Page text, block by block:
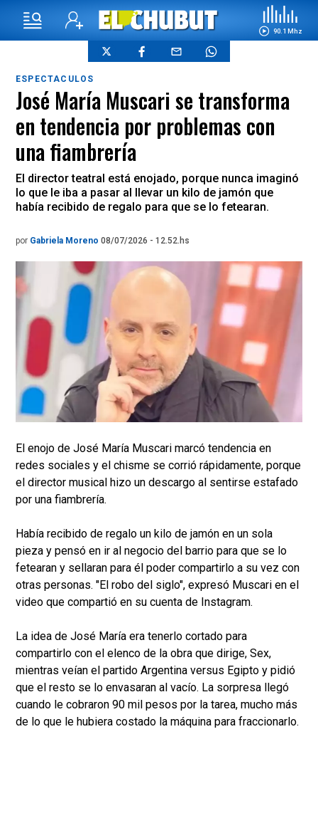
90.1 Mhz
ESPECTACULOS
José María Muscari se transforma
en tendencia por problemas con
una fiambrería
El director teatral está enojado, porque nunca imaginó
lo que le iba a pasar al llevar un kilo de jamón que
había recibido de regalo para que se lo fetearan.
por Gabriela Moreno 08/07/2026 - 12.52.hs
El enojo de José María Muscari marcó tendencia en
redes sociales y el chisme se corrió rápidamente, porque
el director musical hizo un descargo al sentirse estafado
por una fiambrería.
Había recibido de regalo un kilo de jamón en un sola
pieza y pensó en ir al negocio del barrio para que se lo
fetearan y sellaran para él poder compartirlo a su vez con
otras personas. "El robo del siglo", expresó Muscari en el
video que compartió en su cuenta de Instagram.
La idea de José María era tenerlo cortado para
compartirlo con el elenco de la obra que dirige, Sex,
mientras veían el partido Argentina versus Egipto y pidió
que el resto se lo envasaran al vacío. La sorpresa llegó
cuando le cobraron 90 mil pesos por la tarea, mucho más
de lo que le hubiera costado la máquina para fraccionarlo.